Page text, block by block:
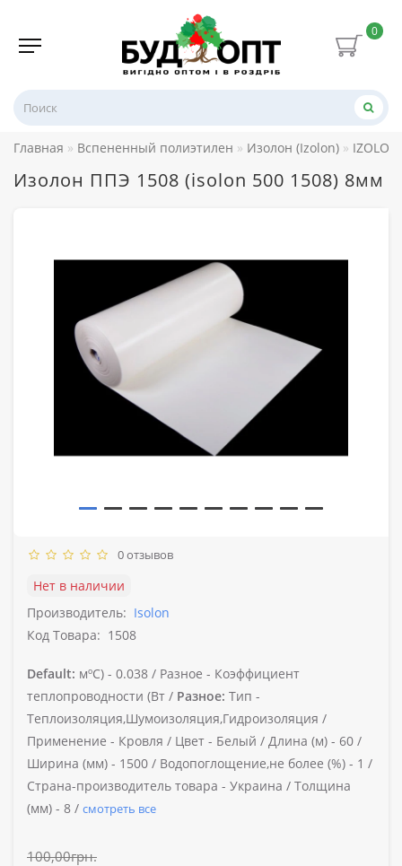
0
Главная Вспененный полиэтилен Изолон (Izolon)
Изолон ППЭ 1508 (isolon 500 1508) 8мм
0 отзывов
Нет в наличии
Производитель: Isolon
Код Товара: 1508
Default: мºС) - 0.038 / Разное - Коэффициент
теплопроводности (Вт / Разное: Тип -
Теплоизоляция,Шумоизоляция,Гидроизоляция /
Применение - Кровля / Цвет - Белый / Длина (м) - 60 /
Ширина (мм) - 1500 / Водопоглощение,не более (%) - 1 /
Страна-производитель товара - Украина / Толщина
(мм) - 8 / смотреть все
100,00грн.